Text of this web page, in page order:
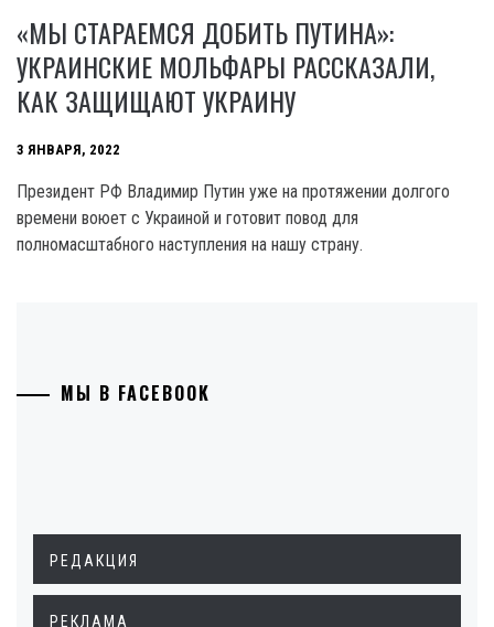
«МЫ СТАРАЕМСЯ ДОБИТЬ ПУТИНА»:
УКРАИНСКИЕ МОЛЬФАРЫ РАССКАЗАЛИ,
КАК ЗАЩИЩАЮТ УКРАИНУ
3 ЯНВАРЯ, 2022
Президент РФ Владимир Путин уже на протяжении долгого
времени воюет с Украиной и готовит повод для
полномасштабного наступления на нашу страну.
МЫ В FACEBOOK
РЕДАКЦИЯ
РЕКЛАМА